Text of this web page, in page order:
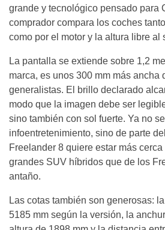
grande y tecnológico pensado para
comprador compara los coches
como por el motor y la altura libre al
La pantalla se extiende sobre 1,2
marca, es unos 300 mm más ancha
generalistas. El brillo declarado
modo que la imagen debe ser
sino también con sol fuerte. Ya no
infoentretenimiento, sino de parte
Freelander 8 quiere estar más
grandes SUV híbridos que de los
antaño.
Las cotas también son generosas:
5185 mm según la versión, la